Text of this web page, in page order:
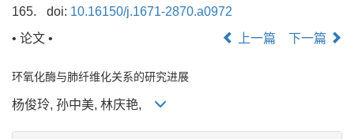
165.
doi: 10.16150/j.1671-2870.a0972
• 论文 •
上一篇 下一篇
环氧化酶与肺纤维化关系的研究进展
杨俊玲, 孙中美, 林庆艳,